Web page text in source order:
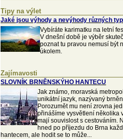
Tipy na výlet
Jaké jsou výhody a nevýhody různých
Vybíráte karimatku na letní
V dnešní době je výběr
poznat tu pravou nemusí být
úkolem.
Zajímavosti
SLOVNÍK BRNĚNSKÝHO HANTECU
Jak známo, moravská
unikátní jazyk, nazývaný
Porozumět mu není zrovna
přinášíme vysvětlení několika
mají souvislost s cestováním.
hned po příjezdu do Brna
hantecem, ale hodit se to může...